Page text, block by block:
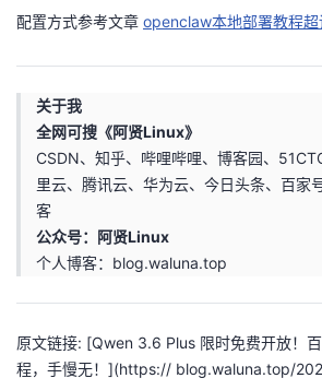
配置方式参考文章 openclaw本地部署教程超
关于我
全网可搜《阿贤Linux》
CSDN、知乎、哔哩哔哩、博客园、
里云、腾讯云、华为云、今日头条、百家
客
公众号：阿贤Linux
个人博客：blog.waluna.top
原文链接: [Qwen 3.6 Plus 限时免费开放！
程，手慢无！](https:// blog.waluna.top/